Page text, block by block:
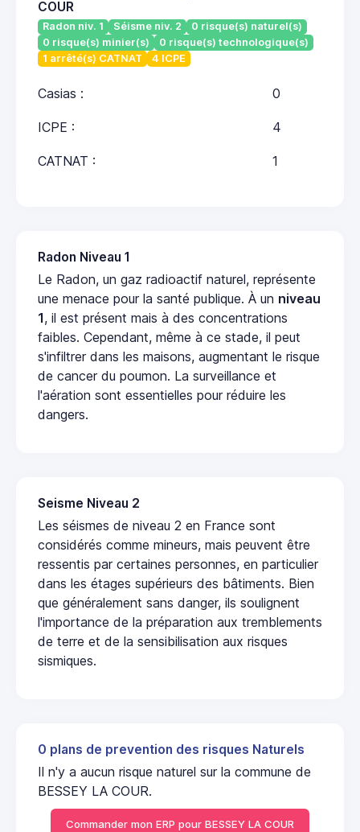
COUR
Radon niv. 1 Séisme niv. 2
0 risque(s) naturel(s)
0 risque(s) minier(s)
0 risque(s) technologique(s)
1 arrêté(s) CATNAT
4 ICPE
Casias : 0
ICPE : 4
CATNAT : 1
Radon Niveau 1
Le Radon, un gaz radioactif naturel, représente
une menace pour la santé publique. À un niveau
1, il est présent mais à des concentrations
faibles. Cependant, même à ce stade, il peut
s'infiltrer dans les maisons, augmentant le risque
de cancer du poumon. La surveillance et
l'aération sont essentielles pour réduire les
dangers.
Seisme Niveau 2
Les séismes de niveau 2 en France sont
considérés comme mineurs, mais peuvent être
ressentis par certaines personnes, en particulier
dans les étages supérieurs des bâtiments. Bien
que généralement sans danger, ils soulignent
l'importance de la préparation aux tremblements
de terre et de la sensibilisation aux risques
sismiques.
0 plans de prevention des risques Naturels
Il n'y a aucun risque naturel sur la commune de
BESSEY LA COUR.
Commander mon ERP pour BESSEY LA COUR